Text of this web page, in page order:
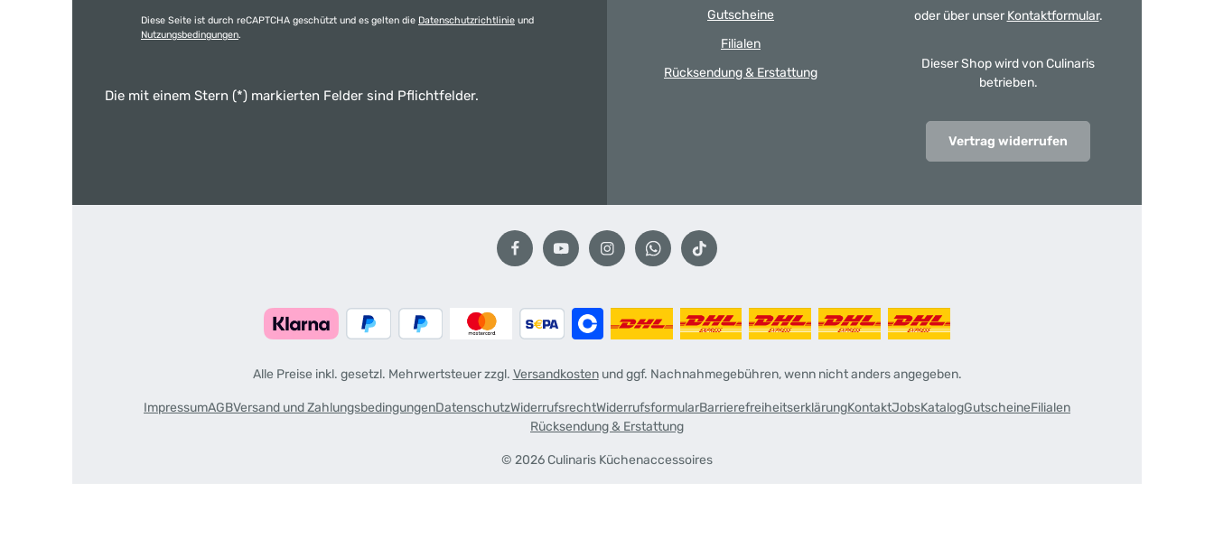
Diese Seite ist durch reCAPTCHA geschützt und es gelten die Datenschutzrichtlinie und
Nutzungsbedingungen.
Die mit einem Stern (*) markierten Felder sind Pflichtfelder.
Gutscheine
Filialen
Rücksendung & Erstattung
oder über unser Kontaktformular.
Dieser Shop wird von Culinaris
betrieben.
Vertrag widerrufen
Alle Preise inkl. gesetzl. Mehrwertsteuer zzgl. Versandkostenund ggf. Nachnahmegebühren, wenn nicht anders angegeben.
© 2026 Culinaris Küchenaccessoires
ImpressumAGBVersand und ZahlungsbedingungenDatenschutzWiderrufsrechtWiderrufsformularBarrierefreiheitserklärungKontaktJobsKatalogGutscheineFilialen
Rücksendung & Erstattung